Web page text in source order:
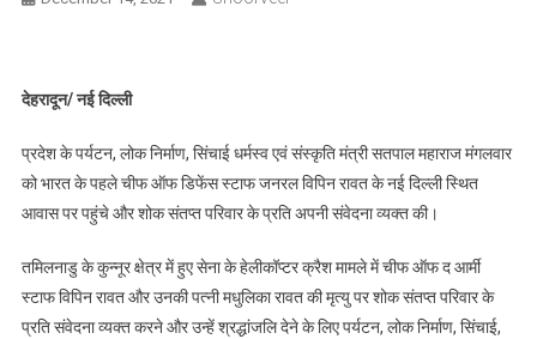
देहरादून/ नई दिल्ली
प्रदेश के पर्यटन, लोक निर्माण, सिंचाई धर्मस्व एवं संस्कृति मंत्री सतपाल महाराज मंगलवार
को भारत के पहले चीफ ऑफ डिफेंस स्टाफ जनरल विपिन रावत के नई दिल्ली स्थित
आवास पर पहुंचे और शोक संतप्त परिवार के प्रति अपनी संवेदना व्यक्त की।
तमिलनाडु के कुन्नूर क्षेत्र में हुए सेना के हेलीकॉप्टर क्रैश मामले में चीफ ऑफ द आर्मी
स्टाफ विपिन रावत और उनकी पत्नी मधुलिका रावत की मृत्यु पर शोक संतप्त परिवार के
प्रति संवेदना व्यक्त करने और उन्हें श्रद्धांजलि देने के लिए पर्यटन, लोक निर्माण, सिंचाई,